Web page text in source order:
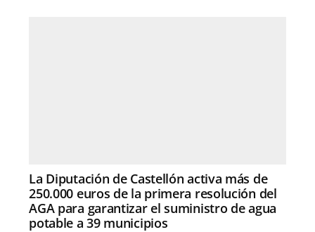
La Diputación de Castellón activa más de
250.000 euros de la primera resolución del
AGA para garantizar el suministro de agua
potable a 39 municipios